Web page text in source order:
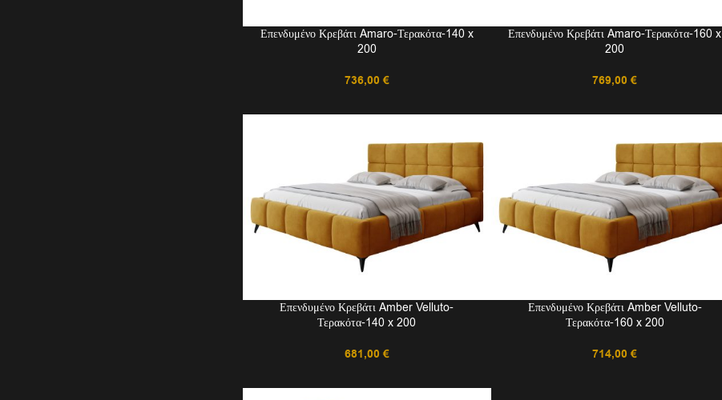
Επενδυμένο Κρεβάτι Amaro-Τερακότα-140 x
200
736,00 €
Επενδυμένο Κρεβάτι Amaro-Τερακότα-160 x
200
769,00€
Επενδυμένο Κρεβάτι Amber Velluto-
Τερακότα-140 x 200
681,00 €
Επενδυμένο Κρεβάτι Amber Velluto-
Τερακότα-160 x 200
714,00€